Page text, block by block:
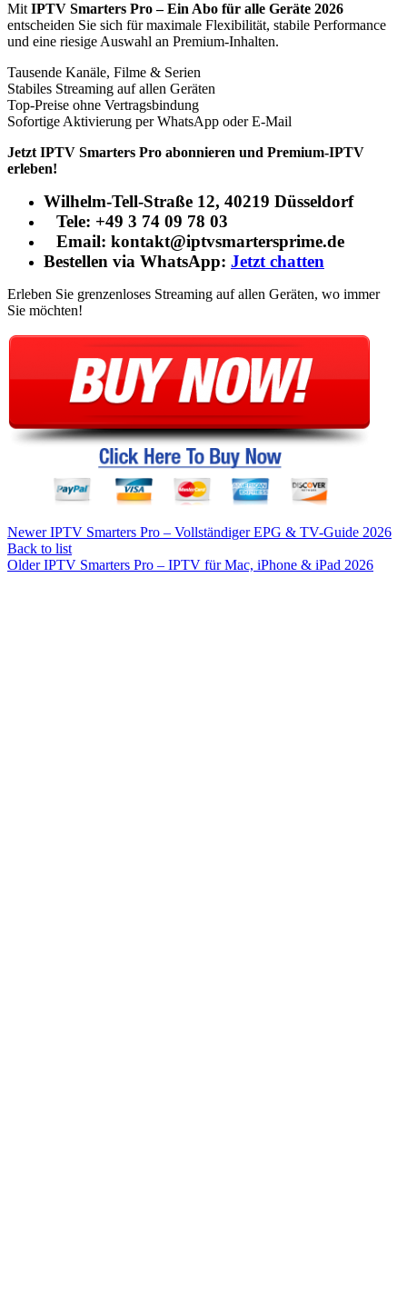
Mit IPTV Smarters Pro – Ein Abo für alle Geräte 2026
entscheiden Sie sich für maximale Flexibilität, stabile Performance
und eine riesige Auswahl an Premium-Inhalten.
Tausende Kanäle, Filme & Serien
Stabiles Streaming auf allen Geräten
Top-Preise ohne Vertragsbindung
Sofortige Aktivierung per WhatsApp oder E-Mail
Jetzt IPTV Smarters Pro abonnieren und Premium-IPTV
erleben!
Wilhelm-Tell-Straße 12, 40219 Düsseldorf
Tele: +49 3 74 09 78 03
Email: kontakt@iptvsmartersprime.de
Bestellen via WhatsApp: Jetzt chatten
Erleben Sie grenzenloses Streaming auf allen Geräten, wo immer
Sie möchten!
Newer IPTV Smarters Pro – Vollständiger EPG & TV-Guide 2026
Back to list
Older IPTV Smarters Pro – IPTV für Mac, iPhone & iPad 2026